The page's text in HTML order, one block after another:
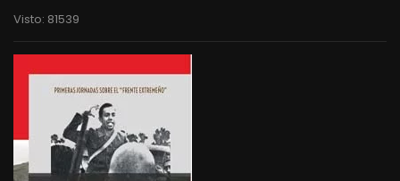
Visto: 81539